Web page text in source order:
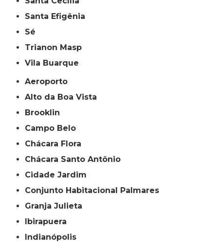
Santa Efigênia
Sé
Trianon Masp
Vila Buarque
Aeroporto
Alto da Boa Vista
Brooklin
Campo Belo
Chácara Flora
Chácara Santo Antônio
Cidade Jardim
Conjunto Habitacional Palmares
Granja Julieta
Ibirapuera
Indianópolis